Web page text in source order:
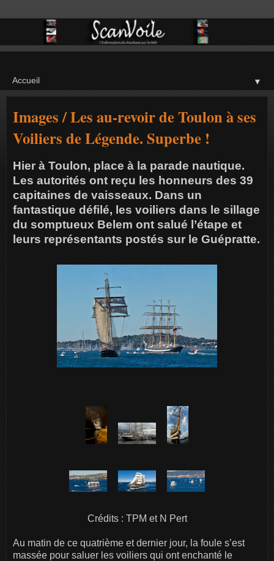
▼
Images / Les au-revoir de Toulon à ses
Voiliers de Légende. Superbe !
Hier à Toulon, place à la parade nautique.
Les autorités ont reçu les honneurs des 39
capitaines de vaisseaux. Dans un
fantastique défilé, les voiliers dans le sillage
du somptueux Belem ont salué l’étape et
leurs représentants postés sur le Guépratte.
Crédits : TPM et N Pert
Au matin de ce quatrième et dernier jour, la foule s’est
massée pour saluer les voiliers qui ont enchanté le